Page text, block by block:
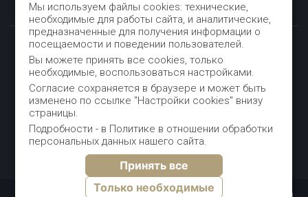
Контакты
+7 (912) 853-29-02
Пн-Пт с 10:00 до 17:00
spb.valaam.podvorie@gmail.com
190020, Санкт-Петербург,
Нарвский пр., дом 1/29
Мы используем файлы cookies: технические,
необходимые для работы сайта, и аналитические,
предназначенные для получения информации о
посещаемости и поведении пользователей.
Вы можете принять все cookies, только
необходимые, воспользоваться настройками.
Согласие сохраняется в браузере и может быть
изменено по ссылке "Настройки cookies" внизу
страницы.
Подробности - в Политике в отношении обработки
персональных данных нашего сайта.
Принять все
Только необходимые